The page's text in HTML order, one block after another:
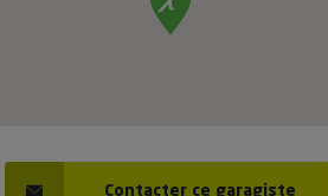
Contacter ce garagiste